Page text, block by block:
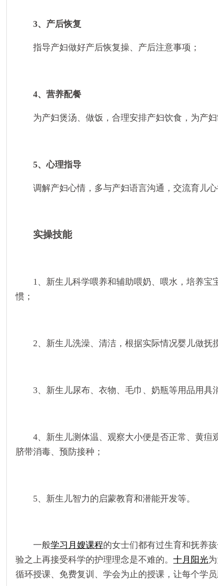
3、产后恢复
指导产妇做好产后恢复操、产后注意事项；
4、营养配餐
为产妇煲汤、做饭，合理安排产妇饮食，为产
5、心理指导
调解产妇心情，多与产妇语言沟通，交流育儿
实操技能
1、新生儿科学喂养和辅助喂奶、喂水，培养宝
惯；
2、新生儿洗澡、清洁，根据实际情况婴儿做抚
3、新生儿尿布、衣物、毛巾、奶瓶等用品用具
4、新生儿测体温、观察大小便是否正常、黄疸
脐带消毒、预防接种；
5、新生儿智力的启蒙教育和潜能开发等。
一般学习月嫂课程的女士们都有过生育和抚养
验之上再接受科学的护理理念是不难的。十月阳光
循环授课、免费复训、学会为止的授课，让每个学